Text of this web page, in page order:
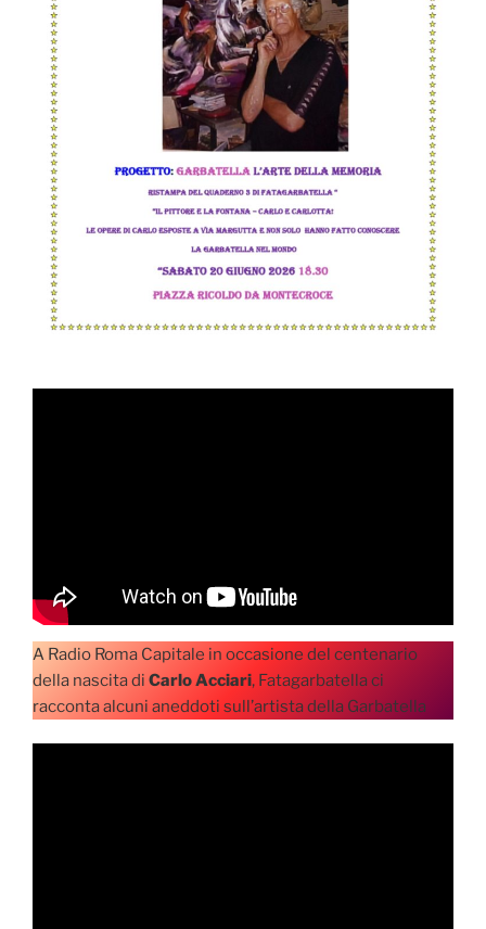
A Radio Roma Capitale in occasione del centenario
della nascita di Carlo Acciari, Fatagarbatella ci
racconta alcuni aneddoti sull’artista della Garbatella